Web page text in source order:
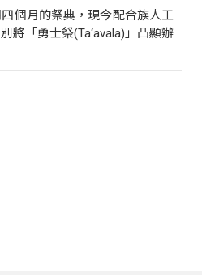
個月的祭典，現今配合族人工
將「勇士祭(Ta‘avala)」凸顯辦